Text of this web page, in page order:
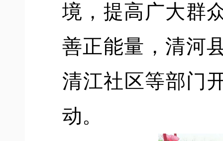
境，提高广大群
善正能量，清河
清江社区等部门
动。